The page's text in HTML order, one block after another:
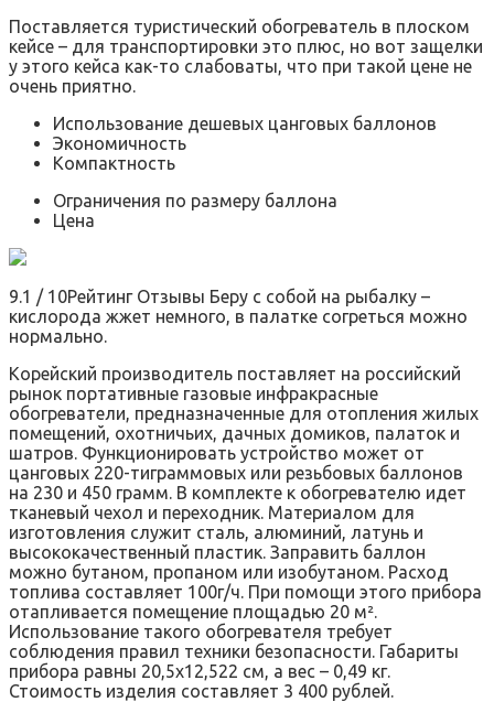
Поставляется туристический обогреватель в плоском
кейсе – для транспортировки это плюс, но вот защелки
у этого кейса как-то слабоваты, что при такой цене не
очень приятно.
Использование дешевых цанговых баллонов
Экономичность
Компактность
Ограничения по размеру баллона
Цена
9.1 / 10Рейтинг Отзывы Беру с собой на рыбалку –
кислорода жжет немного, в палатке согреться можно
нормально.
Корейский производитель поставляет на российский
рынок портативные газовые инфракрасные
обогреватели, предназначенные для отопления жилых
помещений, охотничьих, дачных домиков, палаток и
шатров. Функционировать устройство может от
цанговых 220-тиграммовых или резьбовых баллонов
на 230 и 450 грамм. В комплекте к обогревателю идет
тканевый чехол и переходник. Материалом для
изготовления служит сталь, алюминий, латунь и
высококачественный пластик. Заправить баллон
можно бутаном, пропаном или изобутаном. Расход
топлива составляет 100г/ч. При помощи этого прибора
отапливается помещение площадью 20 м².
Использование такого обогревателя требует
соблюдения правил техники безопасности. Габариты
прибора равны 20,5х12,522 см, а вес – 0,49 кг.
Стоимость изделия составляет 3 400 рублей.